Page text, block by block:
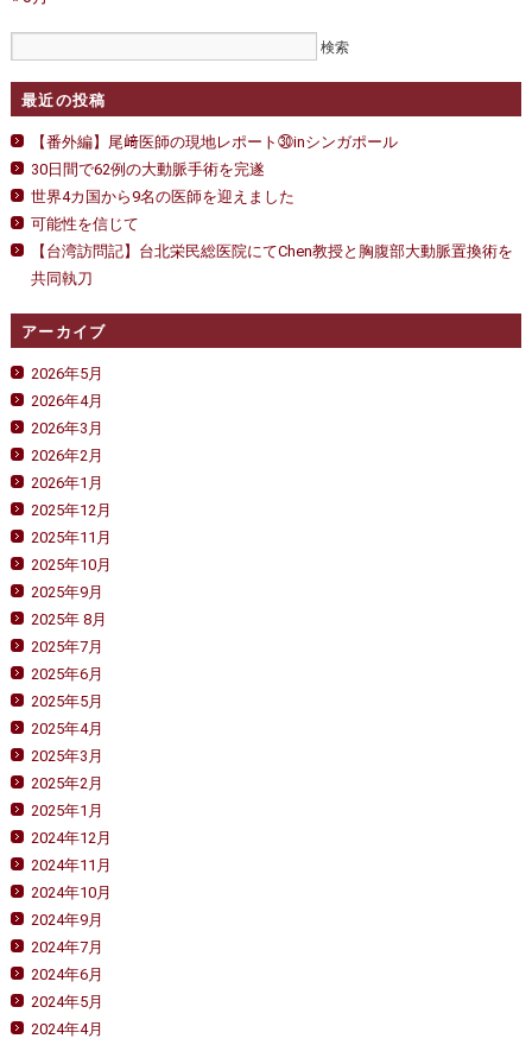
最近の投稿
【番外編】尾﨑医師の現地レポート㉚inシンガポール
30日間で62例の大動脈手術を完遂
世界4カ国から9名の医師を迎えました
可能性を信じて
【台湾訪問記】台北栄民総医院にてChen教授と胸腹部大動脈置換術を
共同執刀
アーカイブ
2026年5月
2026年4月
2026年3月
2026年2月
2026年1月
2025年12月
2025年11月
2025年10月
2025年9月
2025年 8月
2025年7月
2025年6月
2025年5月
2025年4月
2025年3月
2025年2月
2025年1月
2024年12月
2024年11月
2024年10月
2024年9月
2024年7月
2024年6月
2024年5月
2024年4月